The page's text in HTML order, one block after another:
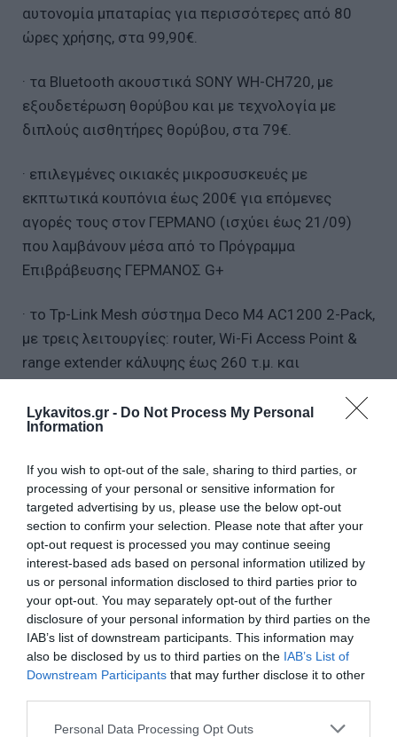
Lykavitos.gr - Do Not Process My Personal
Information
If you wish to opt-out of the sale, sharing to third parties, or
processing of your personal or sensitive information for
targeted advertising by us, please use the below opt-out
section to confirm your selection. Please note that after your
opt-out request is processed you may continue seeing
interest-based ads based on personal information utilized by
us or personal information disclosed to third parties prior to
your opt-out. You may separately opt-out of the further
disclosure of your personal information by third parties on the
IAB’s list of downstream participants. This information may
also be disclosed by us to third parties on the IAB’s List of
Downstream Participants that may further disclose it to other
Please note that this website/app uses one or more Google
Personal Data Processing Opt Outs
αυτονομία μπαταρίας για περισσότερες από 80
ώρες χρήσης, στα 99,90€.
· τα Bluetooth ακουστικά SONY WH-CH720, με
εξουδετέρωση θορύβου και με τεχνολογία με
διπλούς αισθητήρες θορύβου, στα 79€.
· επιλεγμένες οικιακές μικροσυσκευές με
εκπτωτικά κουπόνια έως 200€ για επόμενες
αγορές τους στον ΓΕΡΜΑΝΟ (ισχύει έως 21/09)
που λαμβάνουν μέσα από το Πρόγραμμα
Επιβράβευσης ΓΕΡΜΑΝΟΣ G+
· το Tp-Link Mesh σύστημα Deco M4 AC1200 2-Pack,
με τρεις λειτουργίες: router, Wi-Fi Access Point &
range extender κάλυψης έως 260 τ.μ. και
89,90€.
για το εργοστάσιο στον Βόλο – Τι περιλαμβάνει η
επένδυση των €50 εκατ.
Το πρώτο βραβείο F1® Allwyn Global Community
Award απονεμήθηκε στο Ολλανδικό Grand Prix
ΔΕΗ: Στα 12,9 λεπτά το πράσινο τιμολόγιο τον
Σεπτέμβριο – Οι τιμές στα υπόλοιπα προϊόντα
Ακολουθήστε το Lykavitos.gr
στο Google News
και μάθετε πρώτοι όλες τις
ειδήσεις